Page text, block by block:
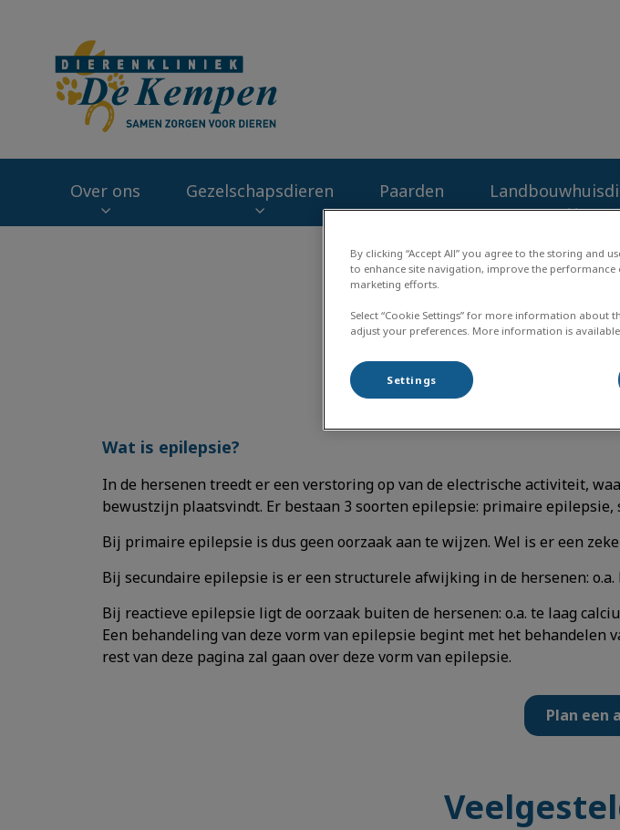
Over ons Gezelschapsdieren Paarden
Wat is epilepsie?
In de hersenen treedt er een verstoring op van de electrische activiteit,
bewustzijn plaatsvindt. Er bestaan 3 soorten epilepsie: primaire epilepsie,
Bij primaire epilepsie is dus geen oorzaak aan te wijzen. Wel is er een
Bij secundaire epilepsie is er een structurele afwijking in de hersenen:
Bij reactieve epilepsie ligt de oorzaak buiten de hersenen: o.a. te laag
Een behandeling van deze vorm van epilepsie begint met het behandelen
rest van deze pagina zal gaan over deze vorm van epilepsie.
Plan een
By clicking “Accept All” you agree to the storing and
to enhance site navigation, improve the performance
marketing efforts.
Select “Cookie Settings” for more information about
adjust your preferences. More information is
Settings